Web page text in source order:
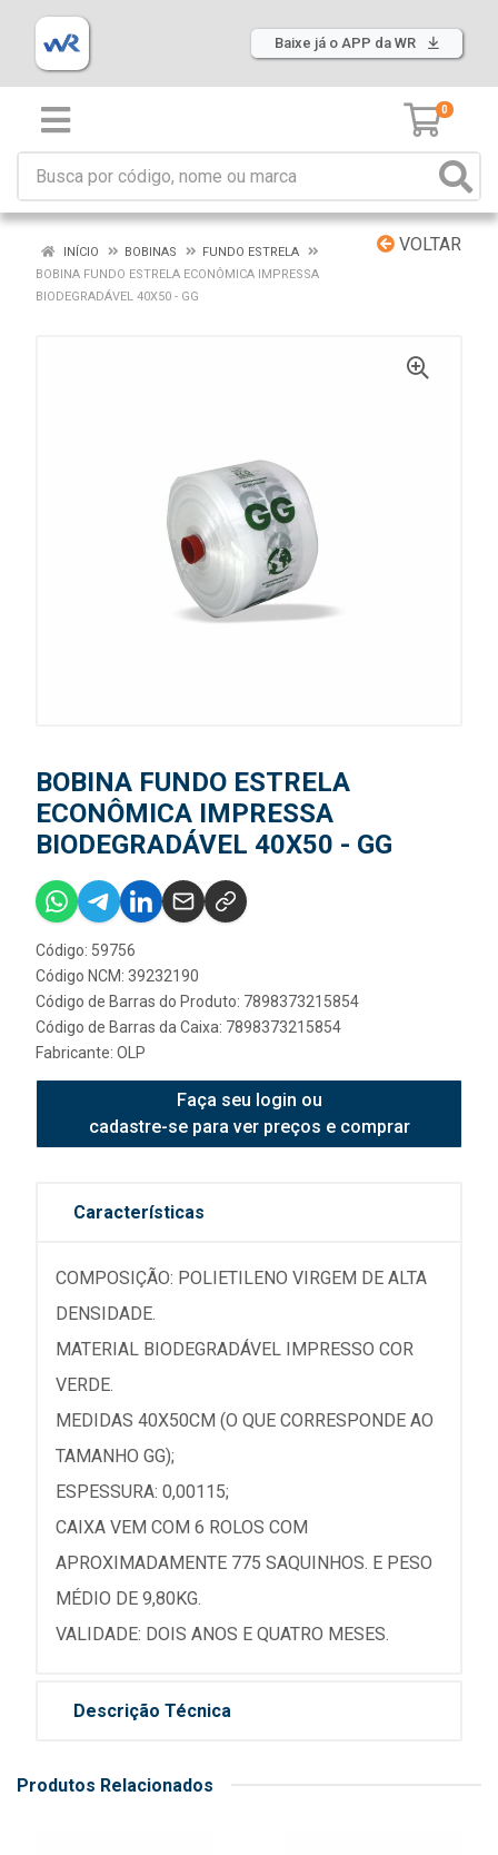
Baixe já o APP da WR
0
VOLTAR
INÍCIO BOBINAS
FUNDO ESTRELA
BOBINA FUNDO ESTRELA ECONÔMICA IMPRESSA
BIODEGRADÁVEL 40X50 - GG
BOBINA FUNDO ESTRELA
ECONÔMICA IMPRESSA
BIODEGRADÁVEL 40X50 - GG
Código: 59756
Código NCM: 39232190
Código de Barras do Produto: 7898373215854
Código de Barras da Caixa: 7898373215854
Fabricante: OLP
Faça seu login ou
cadastre-se para ver preços e comprar
Características
COMPOSIÇÃO: POLIETILENO VIRGEM DE ALTA
DENSIDADE.
MATERIAL BIODEGRADÁVEL IMPRESSO COR
VERDE.
MEDIDAS 40X50CM (O QUE CORRESPONDE AO
TAMANHO GG);
ESPESSURA: 0,00115;
CAIXA VEM COM 6 ROLOS COM
APROXIMADAMENTE 775 SAQUINHOS. E PESO
MÉDIO DE 9,80KG.
VALIDADE: DOIS ANOS E QUATRO MESES.
Descrição Técnica
Produtos Relacionados